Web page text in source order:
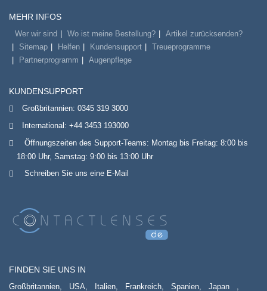
MEHR INFOS
Wer wir sind Wo ist meine Bestellung?
Artikel zurücksenden?
Sitemap
Helfen Kundensupport
Treueprogramme
Partnerprogramm
Augenpflege
KUNDENSUPPORT
Großbritannien: 0345 319 3000
International: +44 3453 193000
Öffnungszeiten des Support-Teams: Montag bis Freitag: 8:00 bis
18:00 Uhr, Samstag: 9:00 bis 13:00 Uhr
Schreiben Sie uns eine E-Mail
FINDEN SIE UNS IN
Großbritannien, USA, Italien, Frankreich, Spanien, Japan